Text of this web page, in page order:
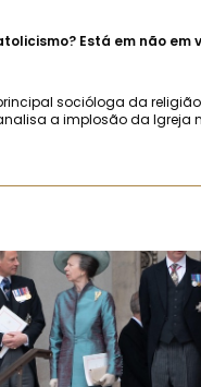
Está em não em
socióloga da
a implosão da Igreja